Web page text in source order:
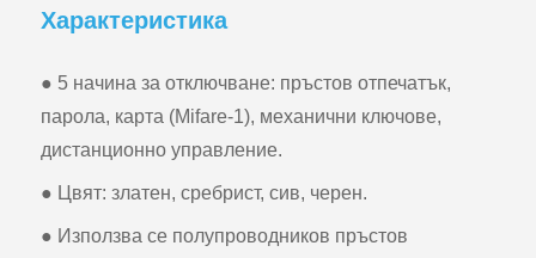
Характеристика
● 5 начина за отключване: пръстов отпечатък,
парола, карта (Mifare-1), механични ключове,
дистанционно управление.
● Цвят: златен, сребрист, сив, черен.
● Използва се полупроводников пръстов